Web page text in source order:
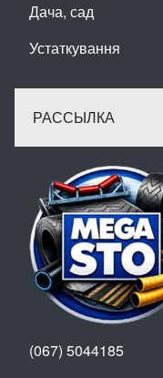
Дача, сад
Устаткування
РАССЫЛКА
(067) 5044185